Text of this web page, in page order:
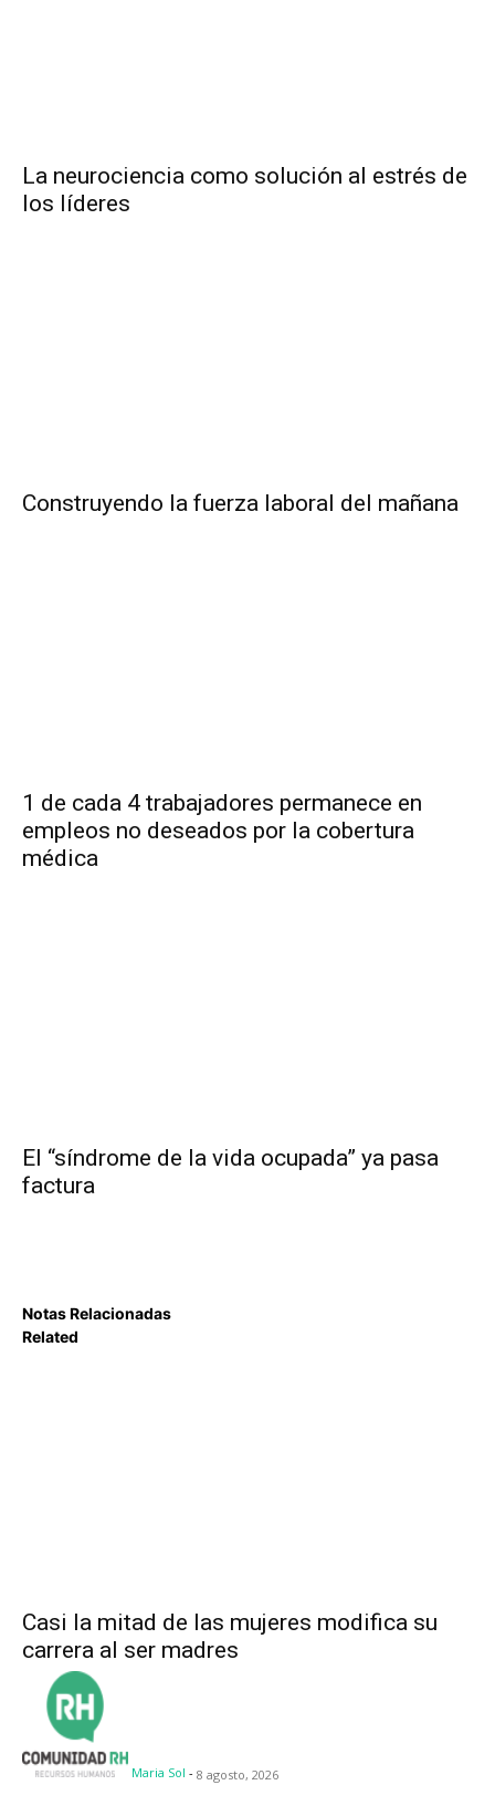
La neurociencia como solución al estrés de
los líderes
Construyendo la fuerza laboral del mañana
1 de cada 4 trabajadores permanece en
empleos no deseados por la cobertura
médica
El “síndrome de la vida ocupada” ya pasa
factura
Notas Relacionadas
Related
Casi la mitad de las mujeres modifica su
carrera al ser madres
Maria Sol - 8 agosto, 2026